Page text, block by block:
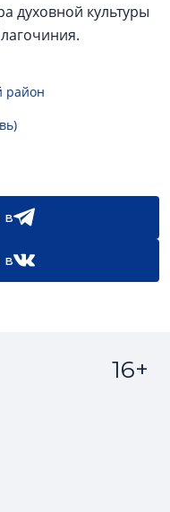
духовной культуры
район
в
в
16+